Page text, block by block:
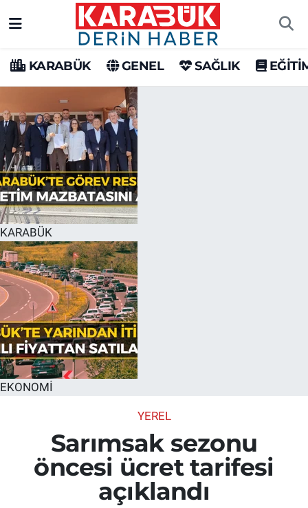
KARABÜK GENEL SAĞLIK
KARABÜK
EKONOMİ
YEREL
Sarımsak sezonu
öncesi ücret tarifesi
açıklandı
Karabük Hava Durumu
Karabük Trafik Yoğunluk Haritası
Süper Lig Puan Durumu ve Fikstür
Tüm Manşetler
Son Dakika Haberleri
Haber Arşivi